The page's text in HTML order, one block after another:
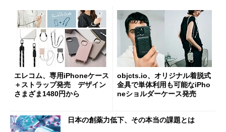
エレコム、専用iPhoneケース
＋ストラップ発売 デザイン
さまざま1480円から
objcts.io、オリジナル着脱式
金具で単体利用も可能なiPho
neショルダーケース発売
日本の創薬力低下、その本当の課題とは